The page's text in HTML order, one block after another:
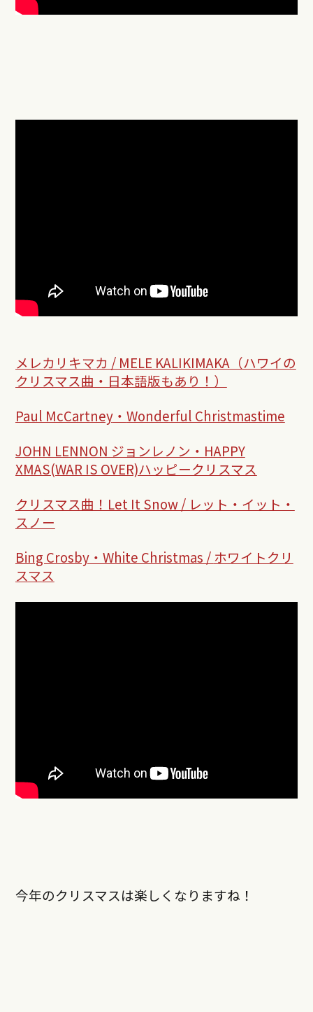
メレカリキマカ / MELE KALIKIMAKA（ハワイの
クリスマス曲・日本語版もあり！）
Paul McCartney・ Wonderful Christmastime
JOHN LENNON ジョンレノン・HAPPY
XMAS(WAR IS OVER)ハッピークリスマス
クリスマス曲！Let It Snow / レット・イット・
スノー
Bing Crosby・White Christmas / ホワイトクリ
スマス
今年のクリスマスは楽しくなりますね！